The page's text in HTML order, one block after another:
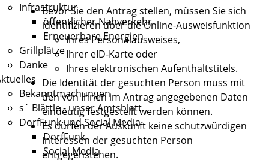
Infrastruktur
öffentlicher Nahverkehr
Erneuerbare Energien
Grillplätze
Danke
Bekanntmachungen
s´ Blättle - unser Amtsblatt
DorfFunk und Social Media
DorfFunk
Social Media
Bevor Sie den Antrag stellen, müssen Sie sich
identifizieren über die Online-Ausweisfunktion
Ihres Personalausweises,
Ihrer eID-Karte oder
Ihres elektronischen Aufenthaltstitels.
Die Identität der gesuchten Person muss mit
den von Ihnen im Antrag angegebenen Daten
eindeutig festgestellt werden können.
Es dürfen der Auskunft keine schutzwürdigen
Interessen der gesuchten Person
entgegenstehen.